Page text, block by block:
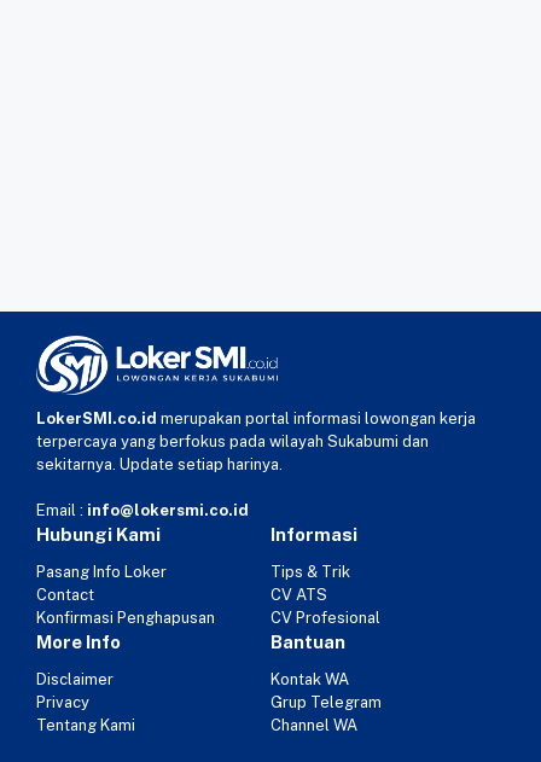
LokerSMI.co.id merupakan portal informasi lowongan kerja
terpercaya yang berfokus pada wilayah Sukabumi dan
sekitarnya. Update setiap harinya.
Email : info@lokersmi.co.id
Hubungi Kami
Pasang Info Loker
Contact
Konfirmasi Penghapusan
Informasi
Tips & Trik
CV ATS
CV Profesional
More Info
Disclaimer
Privacy
Tentang Kami
Bantuan
Kontak WA
Grup Telegram
Channel WA